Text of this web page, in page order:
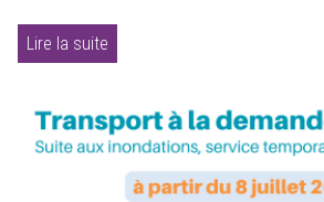
Lire la suite